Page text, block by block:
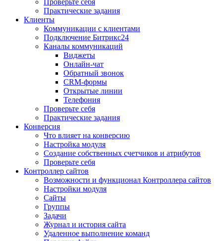
Проверьте себя
Практические задания
Клиенты
Коммуникации с клиентами
Подключение Битрикс24
Каналы коммуникаций
Виджеты
Онлайн-чат
Обратный звонок
CRM-формы
Открытые линии
Телефония
Проверьте себя
Практические задания
Конверсия
Что влияет на конверсию
Настройка модуля
Создание собственных счетчиков и атрибутов
Проверьте себя
Контроллер сайтов
Возможности и функционал Контроллера сайтов
Настройки модуля
Сайты
Группы
Задачи
Журнал и история сайта
Удаленное выполнение команд